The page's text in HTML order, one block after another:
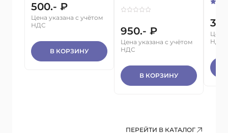
500.- ₽
Цена указана с учётом
НДС
В КОРЗИНУ
950.- ₽
Цена указана с учётом
НДС
В КОРЗИНУ
3
Цена
НДС
ПЕРЕЙТИ В КАТАЛОГ